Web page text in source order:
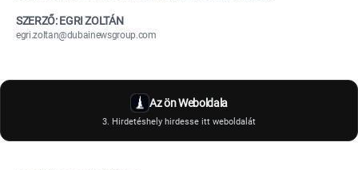
SZERZŐ: EGRI ZOLTÁN
egri.zoltan@dubainewsgroup.com
Az ön Weboldala
3. Hirdetéshely hirdesse itt weboldalát